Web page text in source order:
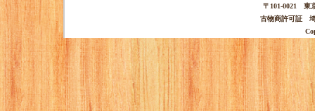
〒101-0021 東
古物商許可証